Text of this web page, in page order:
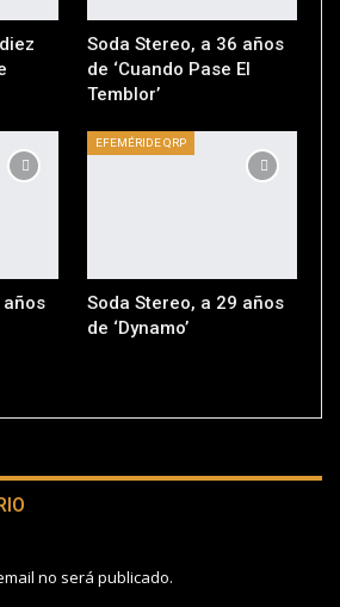
Soda Stereo, a 36 años
de ‘Cuando Pase El
Temblor’
años
EFEMÉRIDE QRP
Soda Stereo, a 29 años
de ‘Dynamo’
no será publicado.